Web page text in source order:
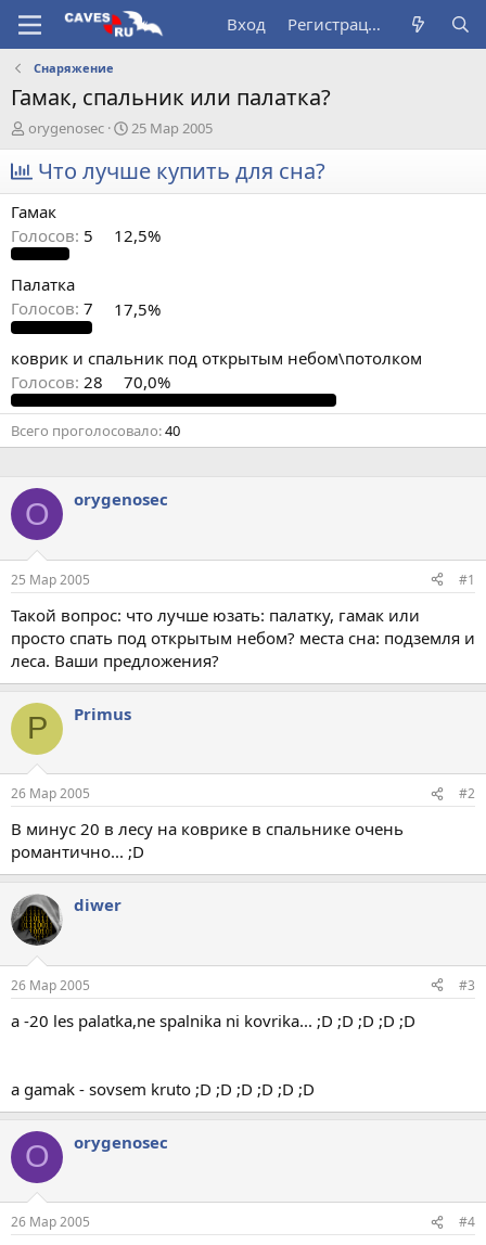
Вход Регистрация
Снаряжение
Гамак, спальник или палатка?
А
в
т
о
р
т
е
м
ы
orygenosec
Д
а
т
а
ч
а
25 Мар 2005
Что лучше купить для сна?
Гамак
Голосов: 5 12,5%
Палатка
Голосов: 7 17,5%
коврик и спальник под открытым небом\потолком
Голосов: 28 70,0%
Всего проголосовало 40
O orygenosec
25 Мар 2005 #1
Такой вопрос: что лучше юзать: палатку, гамак или
просто спать под открытым небом? места сна: подземля и
леса. Ваши предложения?
P Primus
26 Мар 2005 #2
В минус 20 в лесу на коврике в спальнике очень
романтично... ;D
diwer
26 Мар 2005 #3
a -20 les palatka,ne spalnika ni kovrika... ;D ;D ;D ;D ;D
a gamak - sovsem kruto ;D ;D ;D ;D ;D ;D
O orygenosec
26 Мар 2005 #4